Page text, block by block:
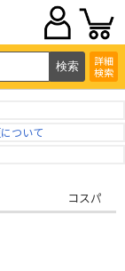
詳細
検索
ついて
コスパ